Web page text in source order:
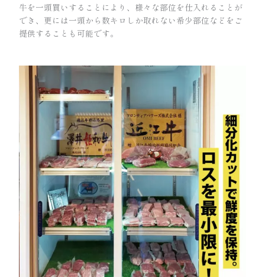
牛を一頭買いすることにより、様々な部位を仕入れることが
でき、更には一頭から数キロしか取れない希少部位などをご
提供することも可能です。